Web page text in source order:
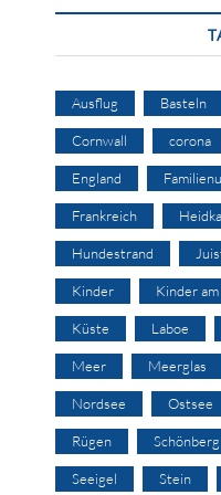
Ausflug Basteln
Cornwall corona
England
Frankreich
Hundestrand
Kinder Kinder
Küste Laboe
Meer Meerglas
Nordsee Ostsee
Rügen Schönberg
Seeigel Stein